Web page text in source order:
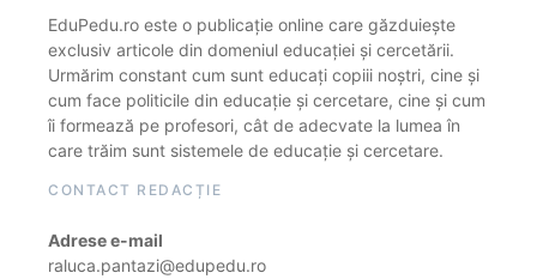
EduPedu.ro este o publicație online care găzduiește
exclusiv articole din domeniul educației și cercetării.
Urmărim constant cum sunt educați copiii noștri, cine și
cum face politicile din educație și cercetare, cine și cum
îi formează pe profesori, cât de adecvate la lumea în
care trăim sunt sistemele de educație și cercetare.
CONTACT REDACȚIE
Adrese e-mail
raluca.pantazi@edupedu.ro